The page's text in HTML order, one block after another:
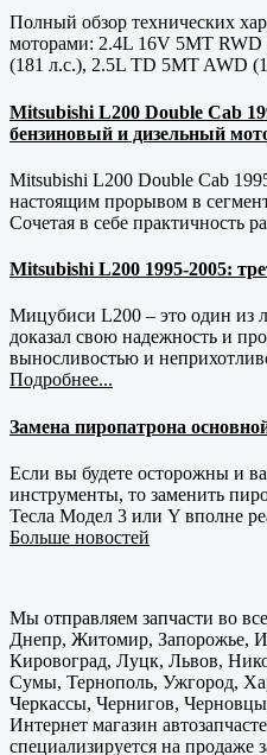
Полный обзор технических
моторами: 2.4L 16V 5MT
(181 л.с.), 2.5L TD 5MT AWD
Mitsubishi L200 Double Cab
бензиновый и дизельный
Mitsubishi L200 Double Cab
настоящим прорывом в
Сочетая в себе практичность
Mitsubishi L200 1995-2005:
Мицубиси L200 – это один из
доказал свою надежность и
выносливостью и
Подробнее...
Замена пиропатрона
Если вы будете осторожны и
инструменты, то заменить
Тесла Модел 3 или Y вполне
Больше новостей
Мы отправляем запчасти во
Днепр, Житомир, Запорожье,
Кировоград, Луцк, Львов,
Сумы, Тернополь, Ужгород,
Черкассы, Чернигов,
Интернет магазин
специализируется на продаже